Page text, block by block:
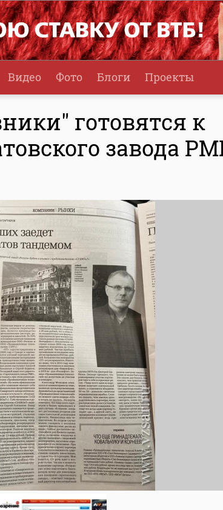
Видео Фото Блоги Проекты
готовятся к
завода